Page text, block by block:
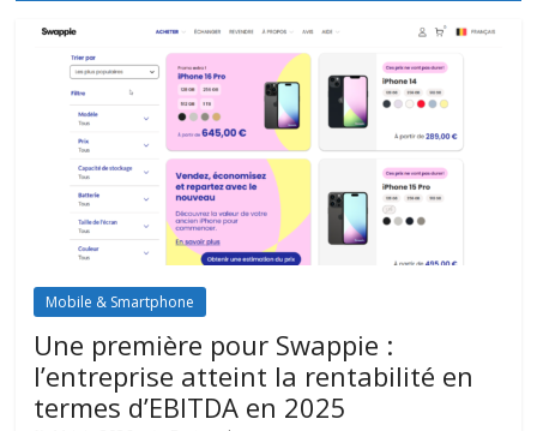
Mobile & Smartphone
Une première pour Swappie :
l’entreprise atteint la rentabilité en
termes d’EBITDA en 2025